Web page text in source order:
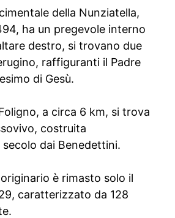
della Nunziatella,
ha un pregevole interno
destro, si trovano due
raffiguranti il Padre
di Gesù.
a circa 6 km, si trova
costruita
secolo dai Benedettini.
è rimasto solo il
caratterizzato da 128